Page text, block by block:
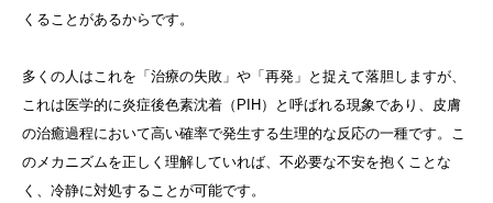
くることがあるからです。
多くの人はこれを「治療の失敗」や「再発」と捉えて落胆しますが、
これは医学的に炎症後色素沈着（PIH）と呼ばれる現象であり、皮膚
の治癒過程において高い確率で発生する生理的な反応の一種です。こ
のメカニズムを正しく理解していれば、不必要な不安を抱くことな
く、冷静に対処することが可能です。